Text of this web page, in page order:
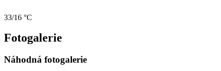
33/16 °C
Fotogalerie
Náhodná fotogalerie